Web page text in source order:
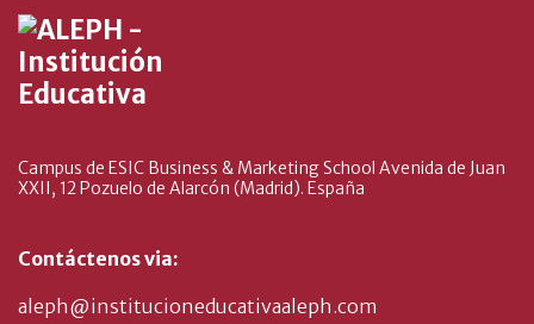
Campus de ESIC Business & Marketing School Avenida de Juan
XXII, 12 Pozuelo de Alarcón (Madrid). España
Contáctenos via:
aleph@institucioneducativaaleph.com